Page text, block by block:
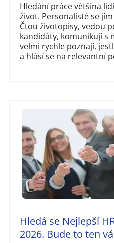
Hledání práce většina
život. Personalisté se
Čtou životopisy, vedou
kandidáty, komunikují s
velmi rychle poznají,
a hlásí se na relevantní
Hledá se Nejlepší
2026. Bude to ten